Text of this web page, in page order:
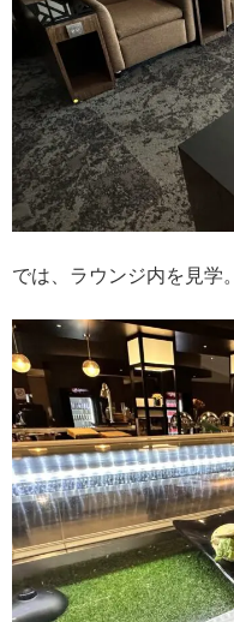
では、ラウンジ内を見学。